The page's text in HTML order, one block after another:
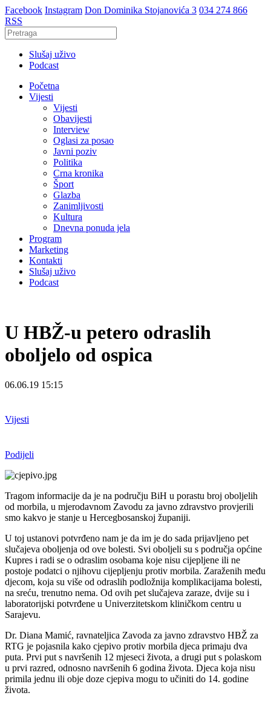
Facebook Instagram Don Dominika Stojanovića 3 034 274 866
RSS
Slušaj uživo
Podcast
Početna
Vijesti
Vijesti
Obavijesti
Interview
Oglasi za posao
Javni poziv
Politika
Crna kronika
Šport
Glazba
Zanimljivosti
Kultura
Dnevna ponuda jela
Program
Marketing
Kontakti
Slušaj uživo
Podcast
U HBŽ-u petero odraslih
oboljelo od ospica
06.06.19 15:15
Vijesti
Podijeli
Tragom informacije da je na području BiH u porastu broj oboljelih
od morbila, u mjerodavnom Zavodu za javno zdravstvo provjerili
smo kakvo je stanje u Hercegbosanskoj županiji.
U toj ustanovi potvrđeno nam je da im je do sada prijavljeno pet
slučajeva oboljenja od ove bolesti. Svi oboljeli su s područja općine
Kupres i radi se o odraslim osobama koje nisu cijepljene ili ne
postoje podatci o njihovu cijepljenju protiv morbila. Zaraženih među
djecom, koja su više od odraslih podložnija komplikacijama bolesti,
na sreću, trenutno nema. Od ovih pet slučajeva zaraze, dvije su i
laboratorijski potvrđene u Univerzitetskom kliničkom centru u
Sarajevu.
Dr. Diana Mamić, ravnateljica Zavoda za javno zdravstvo HBŽ za
RTG je pojasnila kako cjepivo protiv morbila djeca primaju dva
puta. Prvi put s navršenih 12 mjeseci života, a drugi put s polaskom
u prvi razred, odnosno navršenih 6 godina života. Djeca koja nisu
primila jednu ili obje doze cjepiva mogu to učiniti do 14. godine
života.